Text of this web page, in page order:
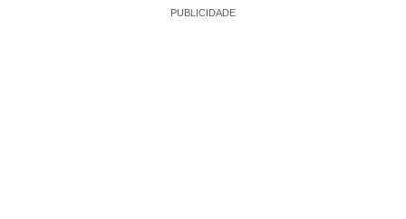
PUBLICIDADE